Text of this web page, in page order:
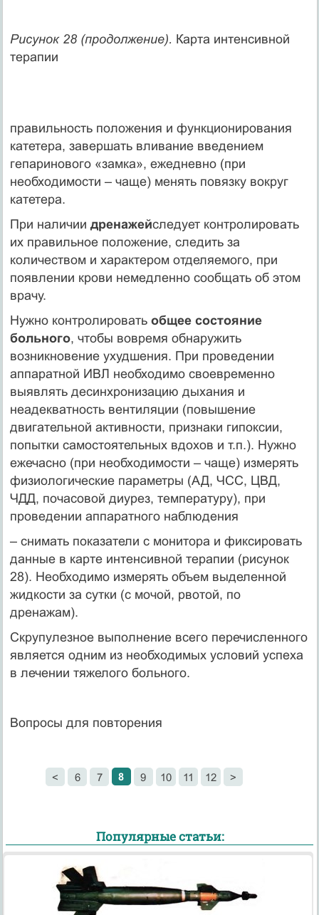
Рисунок 28 (продолжение). Карта интенсивной
терапии
правильность положения и функционирования
катетера, завершать вливание введением
гепаринового «замка», ежедневно (при
необходимости – чаще) менять повязку вокруг
катетера.
При наличии дренажейследует контролировать
их правильное положение, следить за
количеством и характером отделяемого, при
появлении крови немедленно сообщать об этом
врачу.
Нужно контролировать общее состояние
больного, чтобы вовремя обнаружить
возникновение ухудшения. При проведении
аппаратной ИВЛ необходимо своевременно
выявлять десинхронизацию дыхания и
неадекватность вентиляции (повышение
двигательной активности, признаки гипоксии,
попытки самостоятельных вдохов и т.п.). Нужно
ежечасно (при необходимости – чаще) измерять
физиологические параметры (АД, ЧСС, ЦВД,
ЧДД, почасовой диурез, температуру), при
проведении аппаратного наблюдения
– снимать показатели с монитора и фиксировать
данные в карте интенсивной терапии (рисунок
28). Необходимо измерять объем выделенной
жидкости за сутки (с мочой, рвотой, по
дренажам).
Скрупулезное выполнение всего перечисленного
является одним из необходимых условий успеха
в лечении тяжелого больного.
Вопросы для повторения
< 6 7 8 9 10 11 12 >
Популярные статьи: